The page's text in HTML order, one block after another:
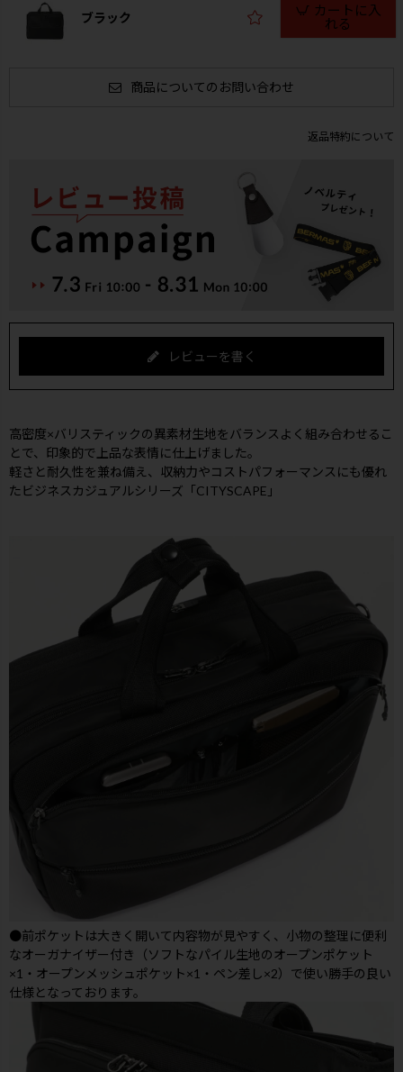
ブラック
カートに入
れる
商品についてのお問い合わせ
返品特約について
レビューを書く
高密度×バリスティックの異素材生地をバランスよく組み合わせるこ
とで、印象的で上品な表情に仕上げました。
軽さと耐久性を兼ね備え、収納力やコストパフォーマンスにも優れ
たビジネスカジュアルシリーズ「CITYSCAPE」
●前ポケットは大きく開いて内容物が見やすく、小物の整理に便利
なオーガナイザー付き（ソフトなパイル生地のオープンポケット
×1・オープンメッシュポケット×1・ペン差し×2）で使い勝手の良い
仕様となっております。